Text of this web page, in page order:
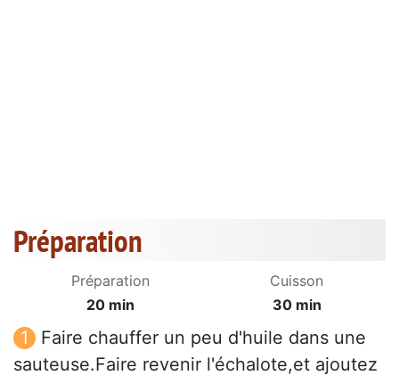
Préparation
Préparation
20 min
Cuisson
30 min
Faire chauffer un peu d'huile dans une
sauteuse.Faire revenir l'échalote,et ajoutez